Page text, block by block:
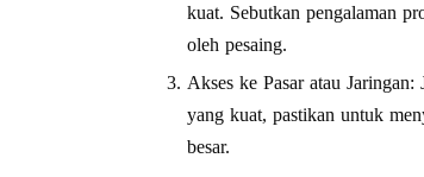
kuat. Sebutkan pengalaman
oleh pesaing.
Akses ke Pasar atau
yang kuat, pastikan untuk
besar.